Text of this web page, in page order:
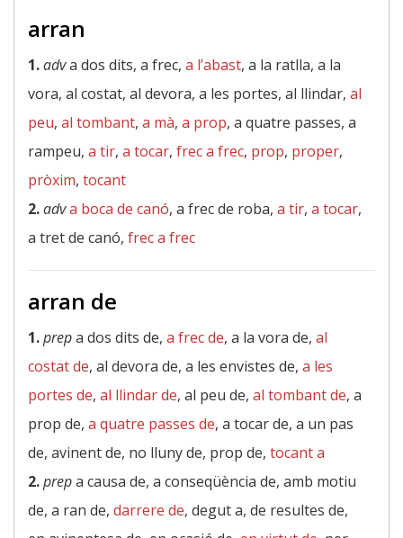
arran
1.adva dos dits, a frec, a l’abast, a la ratlla, a la
vora, al costat, al devora, a les portes, al llindar, al
peu, al tombant, a mà, a prop, a quatre passes, a
rampeu, a tir, a tocar, frec a frec, prop, proper,
pròxim, tocant
2.adva boca de canó, a frec de roba, a tir, a tocar,
a tret de canó, frec a frec
arran de
1.prepa dos dits de, a frec de, a la vora de, al
costat de, al devora de, a les envistes de, a les
portes de, al llindar de, al peu de, al tombant de, a
prop de, a quatre passes de, a tocar de, a un pas
de, avinent de, no lluny de, prop de, tocant a
2.prepa causa de, a conseqüència de, amb motiu
de, a ran de, darrere de, degut a, de resultes de,